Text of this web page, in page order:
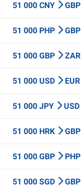
51 000 CNY GBP
51 000 PHP GBP
51 000 GBP ZAR
51 000 USD EUR
51 000 JPY USD
51 000 HRK GBP
51 000 GBP PHP
51 000 SGD GBP